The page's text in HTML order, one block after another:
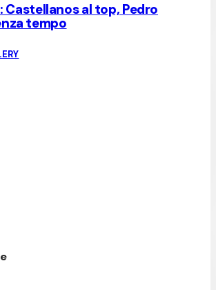
Castellanos al top, Pedro
tempo